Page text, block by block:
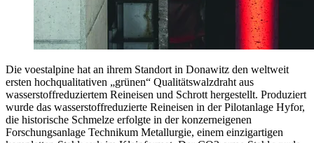
Die voestalpine hat an ihrem Standort in Donawitz den weltweit
ersten hochqualitativen „grünen“ Qualitätswalzdraht aus
wasserstoffreduziertem Reineisen und Schrott hergestellt. Produziert
wurde das wasserstoffreduzierte Reineisen in der Pilotanlage Hyfor,
die historische Schmelze erfolgte in der konzerneigenen
Forschungsanlage Technikum Metallurgie, einem einzigartigen